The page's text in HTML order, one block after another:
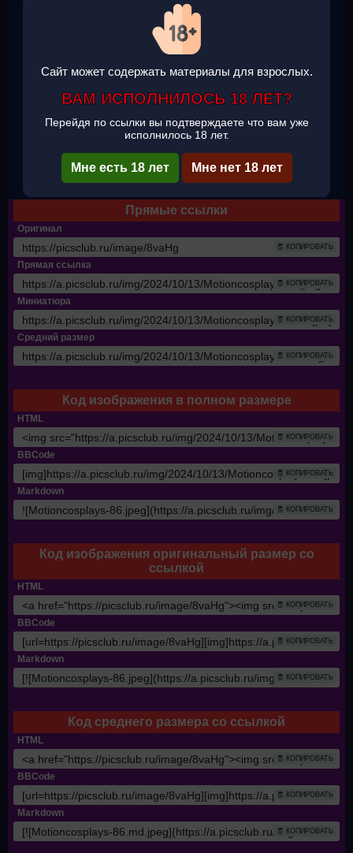
Фото Motioncosplays
Ширина: 1023 px.
Высота: 1280 px.
Формат картинки: jpeg.
Фотографии Motioncosplays подборка картинок,
Motioncosplays смотреть фото онлайн, скачать фото
Motioncosplays красивые картинки скачать на телефон
(андроид и ios) на заставку.
✔ Полный размер
Прямые ссылки
Оригинал
🧾 КОПИРОВАТЬ
Прямая ссылка
🧾 КОПИРОВАТЬ
Миниатюра
🧾 КОПИРОВАТЬ
Средний размер
🧾 КОПИРОВАТЬ
Код изображения в полном размере
HTML
🧾 КОПИРОВАТЬ
BBCode
🧾 КОПИРОВАТЬ
Markdown
🧾 КОПИРОВАТЬ
Код изображения оригинальный размер со
ссылкой
HTML
🧾 КОПИРОВАТЬ
BBCode
🧾 КОПИРОВАТЬ
Markdown
🧾 КОПИРОВАТЬ
Код среднего размера со ссылкой
HTML
🧾 КОПИРОВАТЬ
BBCode
🧾 КОПИРОВАТЬ
Markdown
🧾 КОПИРОВАТЬ
Сайт может содержать материалы для взрослых.
ВАМ ИСПОЛНИЛОСЬ 18 ЛЕТ?
Перейдя по ссылки вы подтверждаете что вам уже
исполнилось 18 лет.
Мне есть 18 лет Мне нет 18 лет